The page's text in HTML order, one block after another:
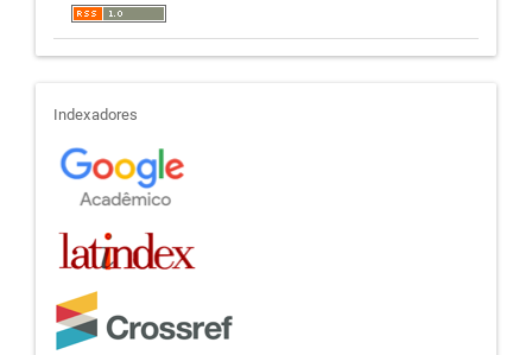
indexadores
Indexadores